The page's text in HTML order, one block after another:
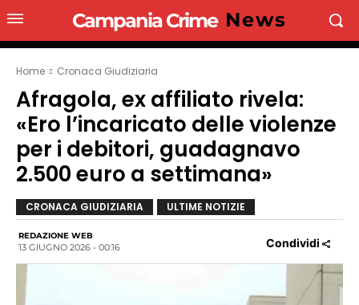
Campania Crime News
Home Cronaca Giudiziaria
Afragola, ex affiliato rivela:
«Ero l’incaricato delle violenze
per i debitori, guadagnavo
2.500 euro a settimana»
CRONACA GIUDIZIARIA ULTIME NOTIZIE
REDAZIONE WEB
13 GIUGNO 2026 - 00:16 Condividi